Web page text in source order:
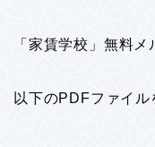
「家賃学校」無料
以下のPDFファイル